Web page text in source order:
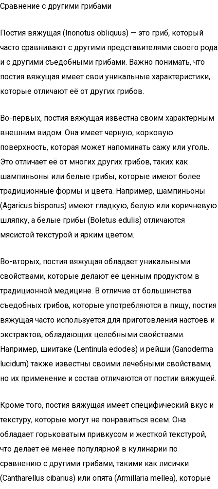
Сравнение с другими грибами
Постия вяжущая (Inonotus obliquus) — это гриб, который
часто сравнивают с другими представителями своего рода
и с другими съедобными грибами. Важно понимать, что
постия вяжущая имеет свои уникальные характеристики,
которые отличают её от других грибов.
Во-первых, постия вяжущая известна своим характерным
внешним видом. Она имеет черную, корковую
поверхность, которая может напоминать сажу или уголь.
Это отличает её от многих других грибов, таких как
шампиньоны или белые грибы, которые имеют более
традиционные формы и цвета. Например, шампиньоны
(Agaricus bisporus) имеют гладкую, белую или коричневую
шляпку, а белые грибы (Boletus edulis) отличаются
мясистой текстурой и ярким цветом.
Во-вторых, постия вяжущая обладает уникальными
свойствами, которые делают её ценным продуктом в
традиционной медицине. В отличие от большинства
съедобных грибов, которые употребляются в пищу, постия
вяжущая часто используется для приготовления настоев и
экстрактов, обладающих целебными свойствами.
Например, шиитаке (Lentinula edodes) и рейши (Ganoderma
lucidum) также известны своими лечебными свойствами,
но их применение и состав отличаются от постии вяжущей.
Кроме того, постия вяжущая имеет специфический вкус и
текстуру, которые могут не понравиться всем. Она
обладает горьковатым привкусом и жесткой текстурой,
что делает её менее популярной в кулинарии по
сравнению с другими грибами, такими как лисички
(Cantharellus cibarius) или опята (Armillaria mellea), которые